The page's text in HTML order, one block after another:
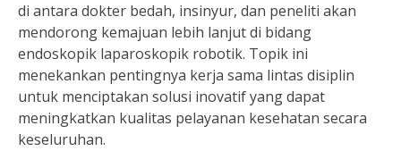
di antara dokter bedah, insinyur, dan peneliti akan
mendorong kemajuan lebih lanjut di bidang
endoskopik laparoskopik robotik. Topik ini
menekankan pentingnya kerja sama lintas disiplin
untuk menciptakan solusi inovatif yang dapat
meningkatkan kualitas pelayanan kesehatan secara
keseluruhan.